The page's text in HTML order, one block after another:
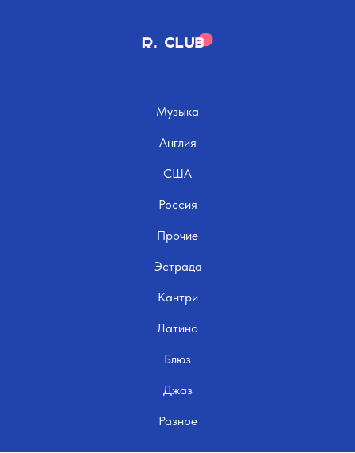
Музыка
Англия
США
Россия
Прочие
Эстрада
Кантри
Латино
Блюз
Джаз
Разное